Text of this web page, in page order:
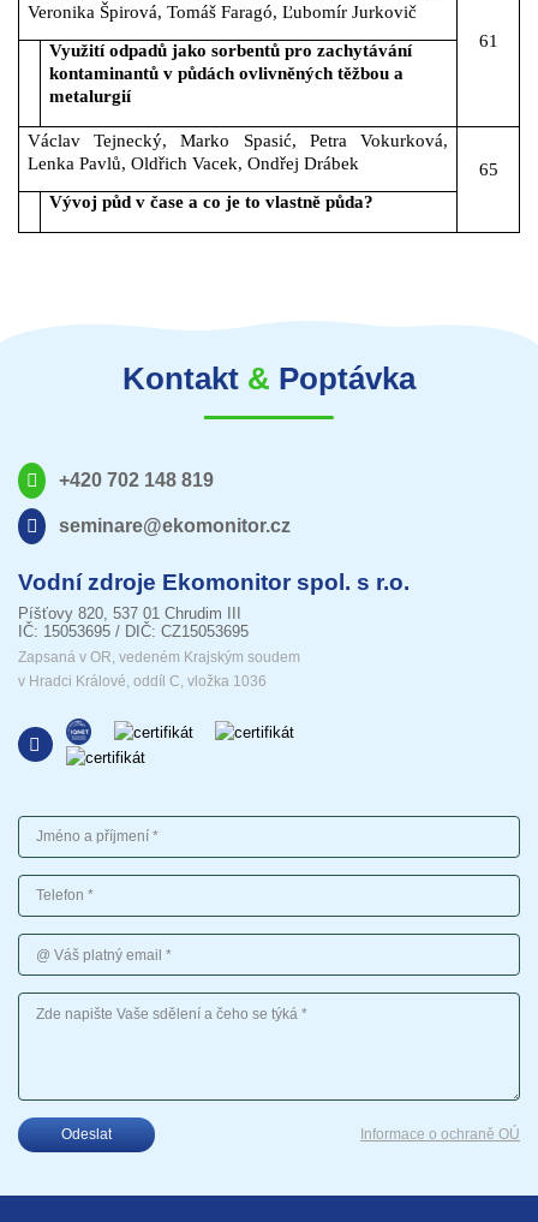
Veronika Špirová, Tomáš Faragó, Ľubomír Jurkovič
61
Využití odpadů jako sorbentů pro zachytávání
kontaminantů v půdách ovlivněných těžbou a
metalurgií
Václav Tejnecký, Marko Spasić, Petra Vokurková,
Lenka Pavlů, Oldřich Vacek, Ondřej Drábek
65
Vývoj půd v čase a co je to vlastně půda?
Kontakt & Poptávka
+420 702 148 819
seminare@ekomonitor.cz
Vodní zdroje Ekomonitor spol. s r.o.
Píšťovy 820, 537 01 Chrudim III
IČ: 15053695 / DIČ: CZ15053695
Zapsaná v OR, vedeném Krajským soudem
v Hradci Králové, oddíl C, vložka 1036
Jméno a příjmení
Telefon
Váš platný email
Vaše sdělení
Odeslat Informace o ochraně OÚ